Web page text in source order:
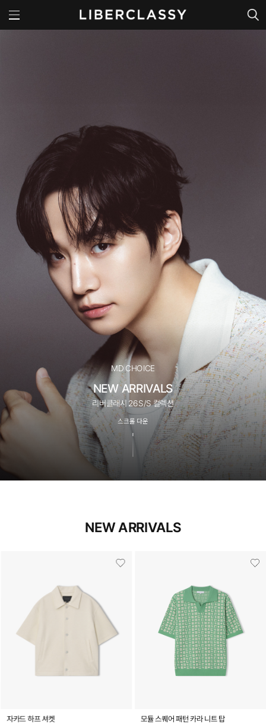
MD CHOICE
NEW ARRIVALS
리버클래시 26S/S 컬렉션
스크롤 다운
NEW ARRIVALS
자카드 하프 셔켓 모듈 스퀘어 패턴 카라 니트 탑